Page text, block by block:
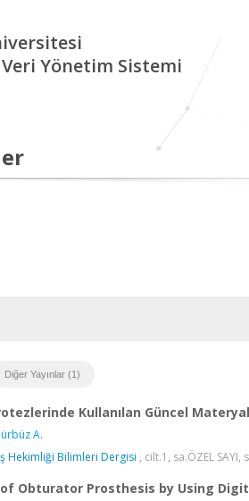
Yönetim Sistemi
Diğer Yayınlar (1)
Kullanılan Güncel
A.
Hekimliği Bilimleri Dergisi , cilt.1, sa.ÖZEL SAYI,
Obturator Prosthesis by Using